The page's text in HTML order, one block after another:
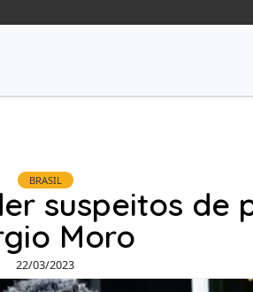
BRASIL
suspeitos de
Moro
22/03/2023